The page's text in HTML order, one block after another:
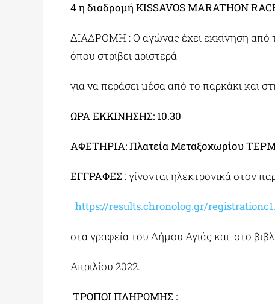
4 η διαδρομή KISSAVOS MARATHON
ΔΙΑΔΡΟΜΗ : Ο αγώνας έχει εκκίνηση από
όπου στρίβει αριστερά
για να περάσει μέσα από το παρκάκι και
ΩΡΑ ΕΚΚΙΝΗΣΗΣ: 10.30
ΑΦΕΤΗΡΙΑ: Πλατεία Μεταξοχωρίου
ΕΓΓΡΑΦΕΣ : γίνονται ηλεκτρονικά στον
https://results.chronolog.gr/
στα γραφεία του Δήμου Αγιάς και στο
Απριλίου 2022.
ΤΡΟΠΟΙ ΠΛΗΡΩΜΗΣ :